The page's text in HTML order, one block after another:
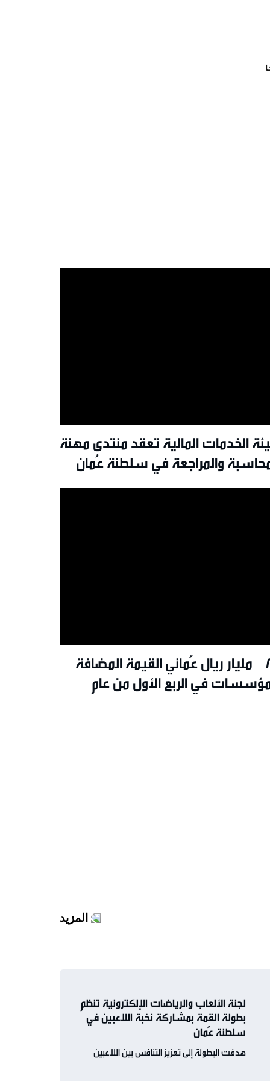
الخدمات المالية تعقد منتدى مهنة
والمراجعة في سلطنة عُمان
8.1 مليار ريال عُماني القيمة المضافة
في الربع الأول من عام
المزيد
لجنة الألعاب والرياضات الإلكترونية تنظم
بطولة القمة بمشاركة نخبة اللاعبين في
سلطنة عُمان
هدفت البطولة إلى تعزيز التنافس بين اللاعبين